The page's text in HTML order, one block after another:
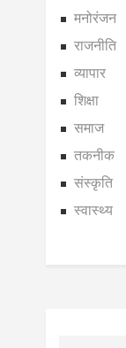
मनोरंजन
राजनीति
व्यापार
शिक्षा
समाज
तकनीक
संस्कृति
स्वास्थ्य